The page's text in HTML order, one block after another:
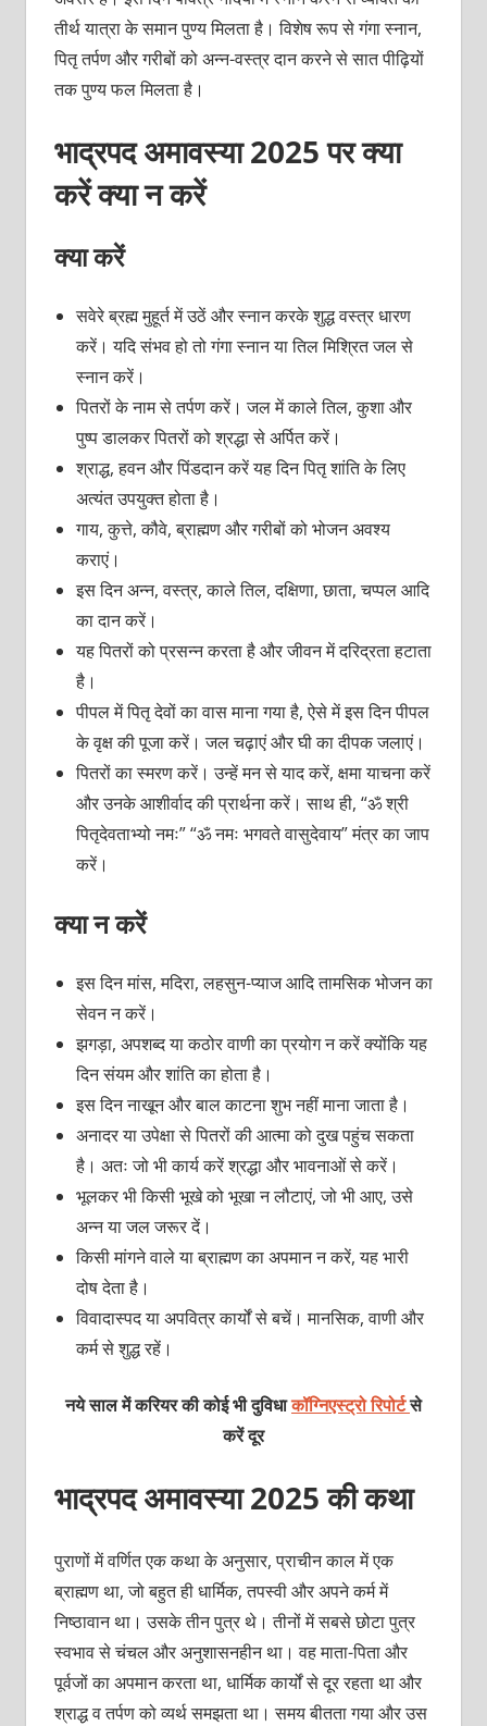
तीर्थ यात्रा के समान पुण्य मिलता है। विशेष रूप से गंगा स्नान,
पितृ तर्पण और गरीबों को अन्न-वस्त्र दान करने से सात पीढ़ियों
तक पुण्य फल मिलता है।
भाद्रपद अमावस्या 2025 पर क्या
करें क्या न करें
क्या करें
सवेरे ब्रह्म मुहूर्त में उठें और स्नान करके शुद्ध वस्त्र धारण
करें। यदि संभव हो तो गंगा स्नान या तिल मिश्रित जल से
स्नान करें।
पितरों के नाम से तर्पण करें। जल में काले तिल, कुशा और
पुष्प डालकर पितरों को श्रद्धा से अर्पित करें।
श्राद्ध, हवन और पिंडदान करें यह दिन पितृ शांति के लिए
अत्यंत उपयुक्त होता है।
गाय, कुत्ते, कौवे, ब्राह्मण और गरीबों को भोजन अवश्य
कराएं।
इस दिन अन्न, वस्त्र, काले तिल, दक्षिणा, छाता, चप्पल आदि
का दान करें।
यह पितरों को प्रसन्न करता है और जीवन में दरिद्रता हटाता
है।
पीपल में पितृ देवों का वास माना गया है, ऐसे में इस दिन पीपल
के वृक्ष की पूजा करें। जल चढ़ाएं और घी का दीपक जलाएं।
पितरों का स्मरण करें। उन्हें मन से याद करें, क्षमा याचना करें
और उनके आशीर्वाद की प्रार्थना करें। साथ ही, “ॐ श्री
पितृदेवताभ्यो नमः” “ॐ नमः भगवते वासुदेवाय” मंत्र का जाप
करें।
क्या न करें
इस दिन मांस, मदिरा, लहसुन-प्याज आदि तामसिक भोजन का
सेवन न करें।
झगड़ा, अपशब्द या कठोर वाणी का प्रयोग न करें क्योंकि यह
दिन संयम और शांति का होता है।
इस दिन नाखून और बाल काटना शुभ नहीं माना जाता है।
अनादर या उपेक्षा से पितरों की आत्मा को दुख पहुंच सकता
है। अतः जो भी कार्य करें श्रद्धा और भावनाओं से करें।
भूलकर भी किसी भूखे को भूखा न लौटाएं, जो भी आए, उसे
अन्न या जल जरूर दें।
किसी मांगने वाले या ब्राह्मण का अपमान न करें, यह भारी
दोष देता है।
विवादास्पद या अपवित्र कार्यों से बचें। मानसिक, वाणी और
कर्म से शुद्ध रहें।
नये साल में करियर की कोई भी दुविधाकॉग्निएस्ट्रो रिपोर्टसे
करें दूर
भाद्रपद अमावस्या 2025 की कथा
पुराणों में वर्णित एक कथा के अनुसार, प्राचीन काल में एक
ब्राह्मण था, जो बहुत ही धार्मिक, तपस्वी और अपने कर्म में
निष्ठावान था। उसके तीन पुत्र थे। तीनों में सबसे छोटा पुत्र
स्वभाव से चंचल और अनुशासनहीन था। वह माता-पिता और
पूर्वजों का अपमान करता था, धार्मिक कार्यों से दूर रहता था और
श्राद्ध व तर्पण को व्यर्थ समझता था। समय बीतता गया और उस